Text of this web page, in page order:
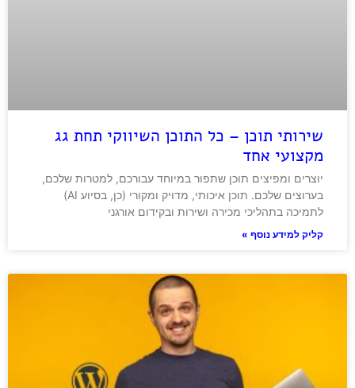
שירותי תוכן – כל התוכן השיווקי תחת גג
מקצועי אחד
יוצרים ומפיצים תוכן שתפור במיוחד עבורכם, למטרות שלכם,
בערוצים שלכם. תוכן איכותי, מדויק ומקורי (כן, בסיוע AI)
לתמיכה בתהליכי מכירה ושירות ובקידום אורגני
קליק למידע נוסף »